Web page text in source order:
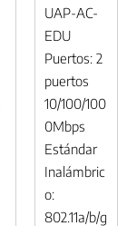
UAP-AC-
EDU
Puertos: 2
puertos
10/100/100
0Mbps
Estándar
Inalámbric
o:
802.11a/b/g